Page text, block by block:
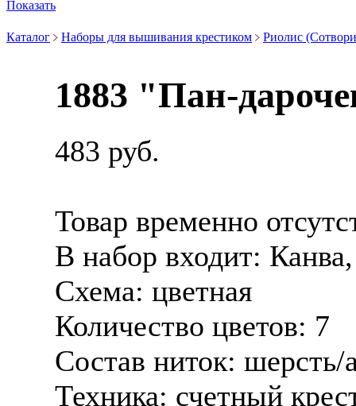
Показать
Каталог Наборы для вышивания крестиком Риолис
1883 "Пан-
483 руб.
Товар временно
В набор входит:
Схема: цветная
Количество цветов: 7
Состав ниток: шерсть/
Техника: счетный